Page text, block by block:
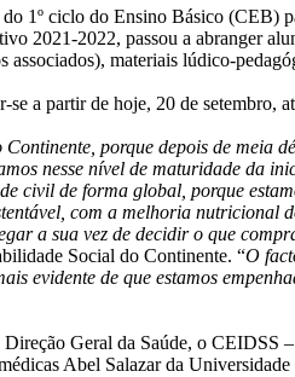
1º ciclo do Ensino Básico (CEB)
2021-2022, passou a abranger
associados), materiais lúdico-
se a partir de hoje, 20 de
porque depois de meia
nesse nível de maturidade da
civil de forma global, porque
com a melhoria nutricional
a sua vez de decidir o que
Social do Continente. “O
evidente de que estamos
Geral da Saúde, o
Abel Salazar da